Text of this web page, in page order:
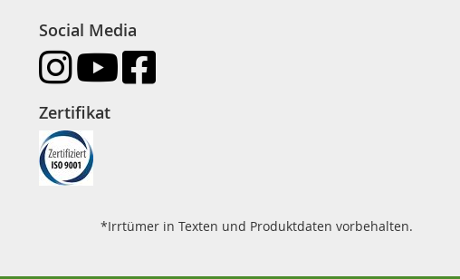
Social Media
Zertifikat
*Irrtümer in Texten und Produktdaten vorbehalten.